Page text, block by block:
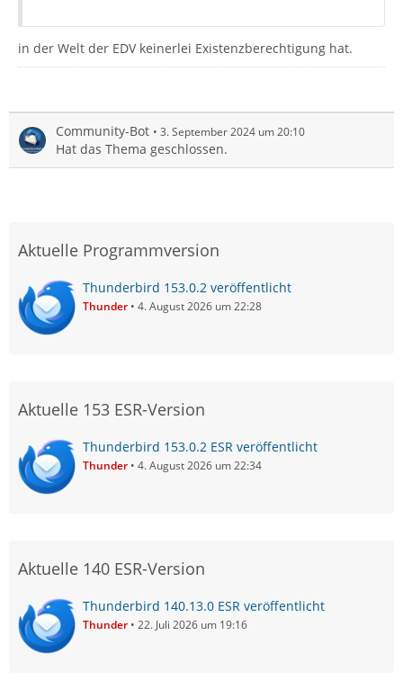
in der Welt der EDV keinerlei Existenzberechtigung hat.
Community-Bot 3. September 2024 um 20:10
Hat das Thema geschlossen.
Aktuelle Programmversion
Thunderbird 153.0.2 veröffentlicht
Thunder 4. August 2026 um 22:28
Aktuelle 153 ESR-Version
Thunderbird 153.0.2 ESR veröffentlicht
Thunder 4. August 2026 um 22:34
Aktuelle 140 ESR-Version
Thunderbird 140.13.0 ESR veröffentlicht
Thunder 22. Juli 2026 um 19:16